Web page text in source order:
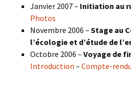
Janvier 2007 – Initiation au
Photos
Novembre 2006 – Stage au
l’écologie et d’étude de
Octobre 2006 – Voyage de
Introduction – Compte-rendu